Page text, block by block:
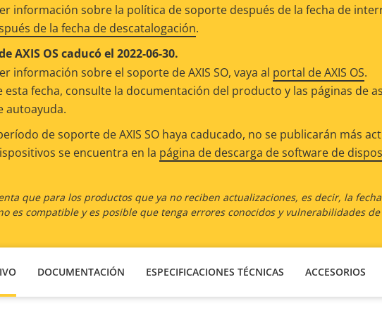
información sobre la política de soporte después de la fecha de
de la fecha de descatalogación.
AXIS OS caducó el 2022-06-30.
información sobre el soporte de AXIS SO, vaya al portal de AXIS OS.
esta fecha, consulte la documentación del producto y las páginas de
autoayuda.
de soporte de AXIS SO haya caducado, no se publicarán más
se encuentra en la página de descarga de software de
que para los productos que ya no reciben actualizaciones, es decir, la
es compatible y es posible que tenga errores conocidos y vulnerabilidades
DOCUMENTACIÓN ESPECIFICACIONES TÉCNICAS ACCESORIOS